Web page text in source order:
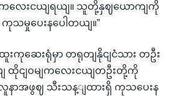
ကလေးငယျရယျ။ သူတို့နှဈယောကျကို
သမှုပေးနပေါတယျ။”
းကုဆေးရုံမှာ တရုတျနိုငျငံသား တဦး
ထိုငျဝမျကလေးငယျတဦးတို့ကို
အဖွဈ သီးသန့ျထားရှိ ကုသပေးန